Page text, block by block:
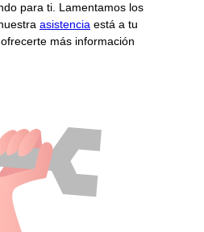
para ti. Lamentamos los
asistencia está a tu
más información